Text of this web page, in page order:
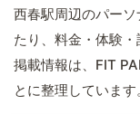
西春駅周辺のパー
たり、料金・体験・
掲載情報は、FIT
とに整理しています